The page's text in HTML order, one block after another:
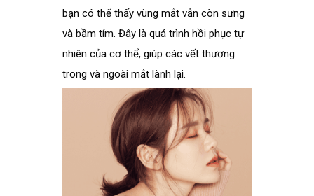
bạn có thể thấy vùng mắt vẫn còn sưng
và bầm tím. Đây là quá trình hồi phục tự
nhiên của cơ thể, giúp các vết thương
trong và ngoài mắt lành lại.